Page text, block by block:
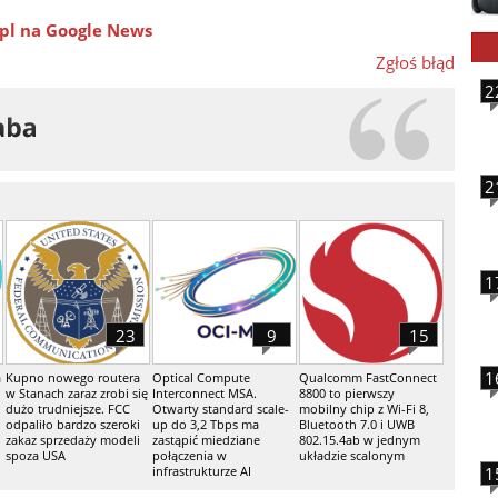
na Google News
Zgłoś błąd
Kupno nowego routera
w Stanach zaraz zrobi się
dużo trudniejsze. FCC
odpaliło bardzo szeroki
zakaz sprzedaży modeli
spoza USA
23
Optical Compute
Interconnect MSA.
Otwarty standard scale-
up do 3,2 Tbps ma
zastąpić miedziane
połączenia w
infrastrukturze AI
9
Qualcomm FastConnect
8800 to pierwszy
mobilny chip z Wi-Fi 8,
Bluetooth 7.0 i UWB
802.15.4ab w jednym
układzie scalonym
15